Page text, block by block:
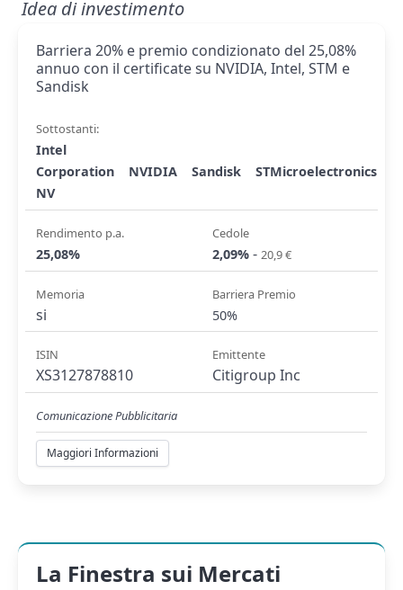
Idea di investimento
Barriera 20% e premio condizionato del 25,08%
annuo con il certificate su NVIDIA, Intel, STM e
Sandisk
Sottostanti:
Intel
Corporation
NVIDIA Sandisk
STMicroelectronics
NV
Rendimento p.a.
25,08%
Cedole
2,09% - 20,9 €
Memoria
si
Barriera Premio
50%
ISIN
XS3127878810
Emittente
Citigroup Inc
Comunicazione Pubblicitaria
Maggiori Informazioni
La Finestra sui Mercati